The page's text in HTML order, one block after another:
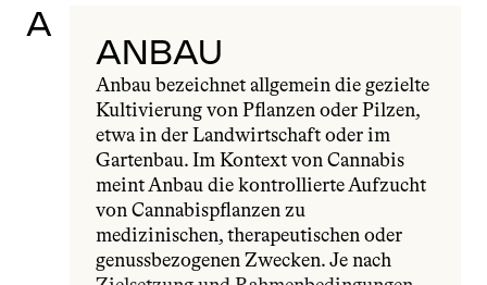
A
ANBAU
Anbau bezeichnet allgemein die gezielte
Kultivierung von Pflanzen oder Pilzen,
etwa in der Landwirtschaft oder im
Gartenbau. Im Kontext von Cannabis
meint Anbau die kontrollierte Aufzucht
von Cannabispflanzen zu
medizinischen, therapeutischen oder
genussbezogenen Zwecken. Je nach